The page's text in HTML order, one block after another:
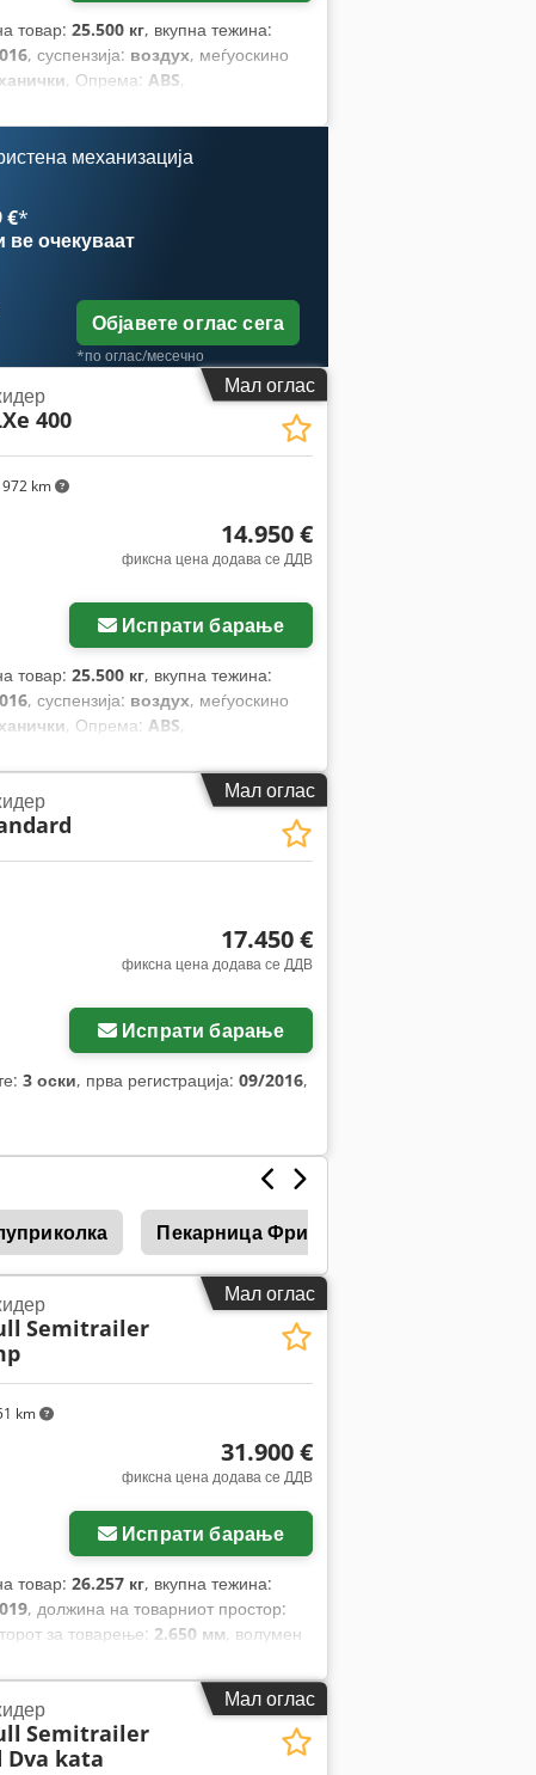
товар: 25.500 кг, вкупна тежина:
, суспензија: воздух, меѓуоскино
, Опрема: ABS,
механизација
€*
ве очекуваат
Објавете оглас сега
*по оглас/месечно
Мал оглас
km
400
14.950 €
фиксна цена додава се ДДВ
Испрати барање
товар: 25.500 кг, вкупна тежина:
, суспензија: воздух, меѓуоскино
, Опрема: ABS,
Мал оглас
17.450 €
фиксна цена додава се ДДВ
Испрати барање
3 оски, прва регистрација: 09/2016,
Пекарница Фрижидер
Мал оглас
km
Semitrailer
31.900 €
фиксна цена додава се ДДВ
Испрати барање
товар: 26.257 кг, вкупна тежина:
, должина на товарниот простор:
за товарење: 2.650 мм, волумен
Мал оглас
Semitrailer
Dva kata